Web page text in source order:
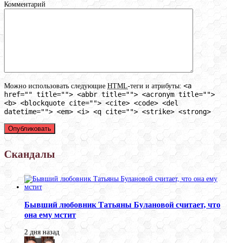
Комментарий
Можно использовать следующие HTML-теги и атрибуты: <a
href="" title=""> <abbr title=""> <acronym title="">
<b> <blockquote cite=""> <cite> <code> <del
datetime=""> <em> <i> <q cite=""> <strike> <strong>
Скандалы
Бывший любовник Татьяны Булановой считает, что
она ему мстит
2 дня назад